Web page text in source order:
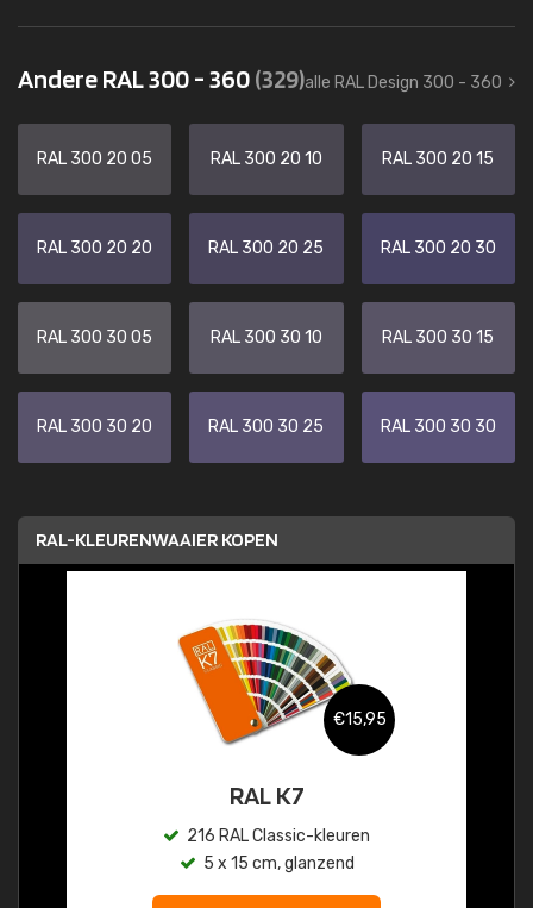
Andere RAL 300 - 360(329)alle RAL Design 300 - 360
RAL 300 20 05 RAL 300 20 10 RAL 300 20 15
RAL 300 20 20 RAL 300 20 25 RAL 300 20 30
RAL 300 30 05 RAL 300 30 10 RAL 300 30 15
RAL 300 30 20 RAL 300 30 25 RAL 300 30 30
RAL-KLEURENWAAIER KOPEN
€15,95
RAL K7
216 RAL Classic-kleuren
5 x 15 cm, glanzend